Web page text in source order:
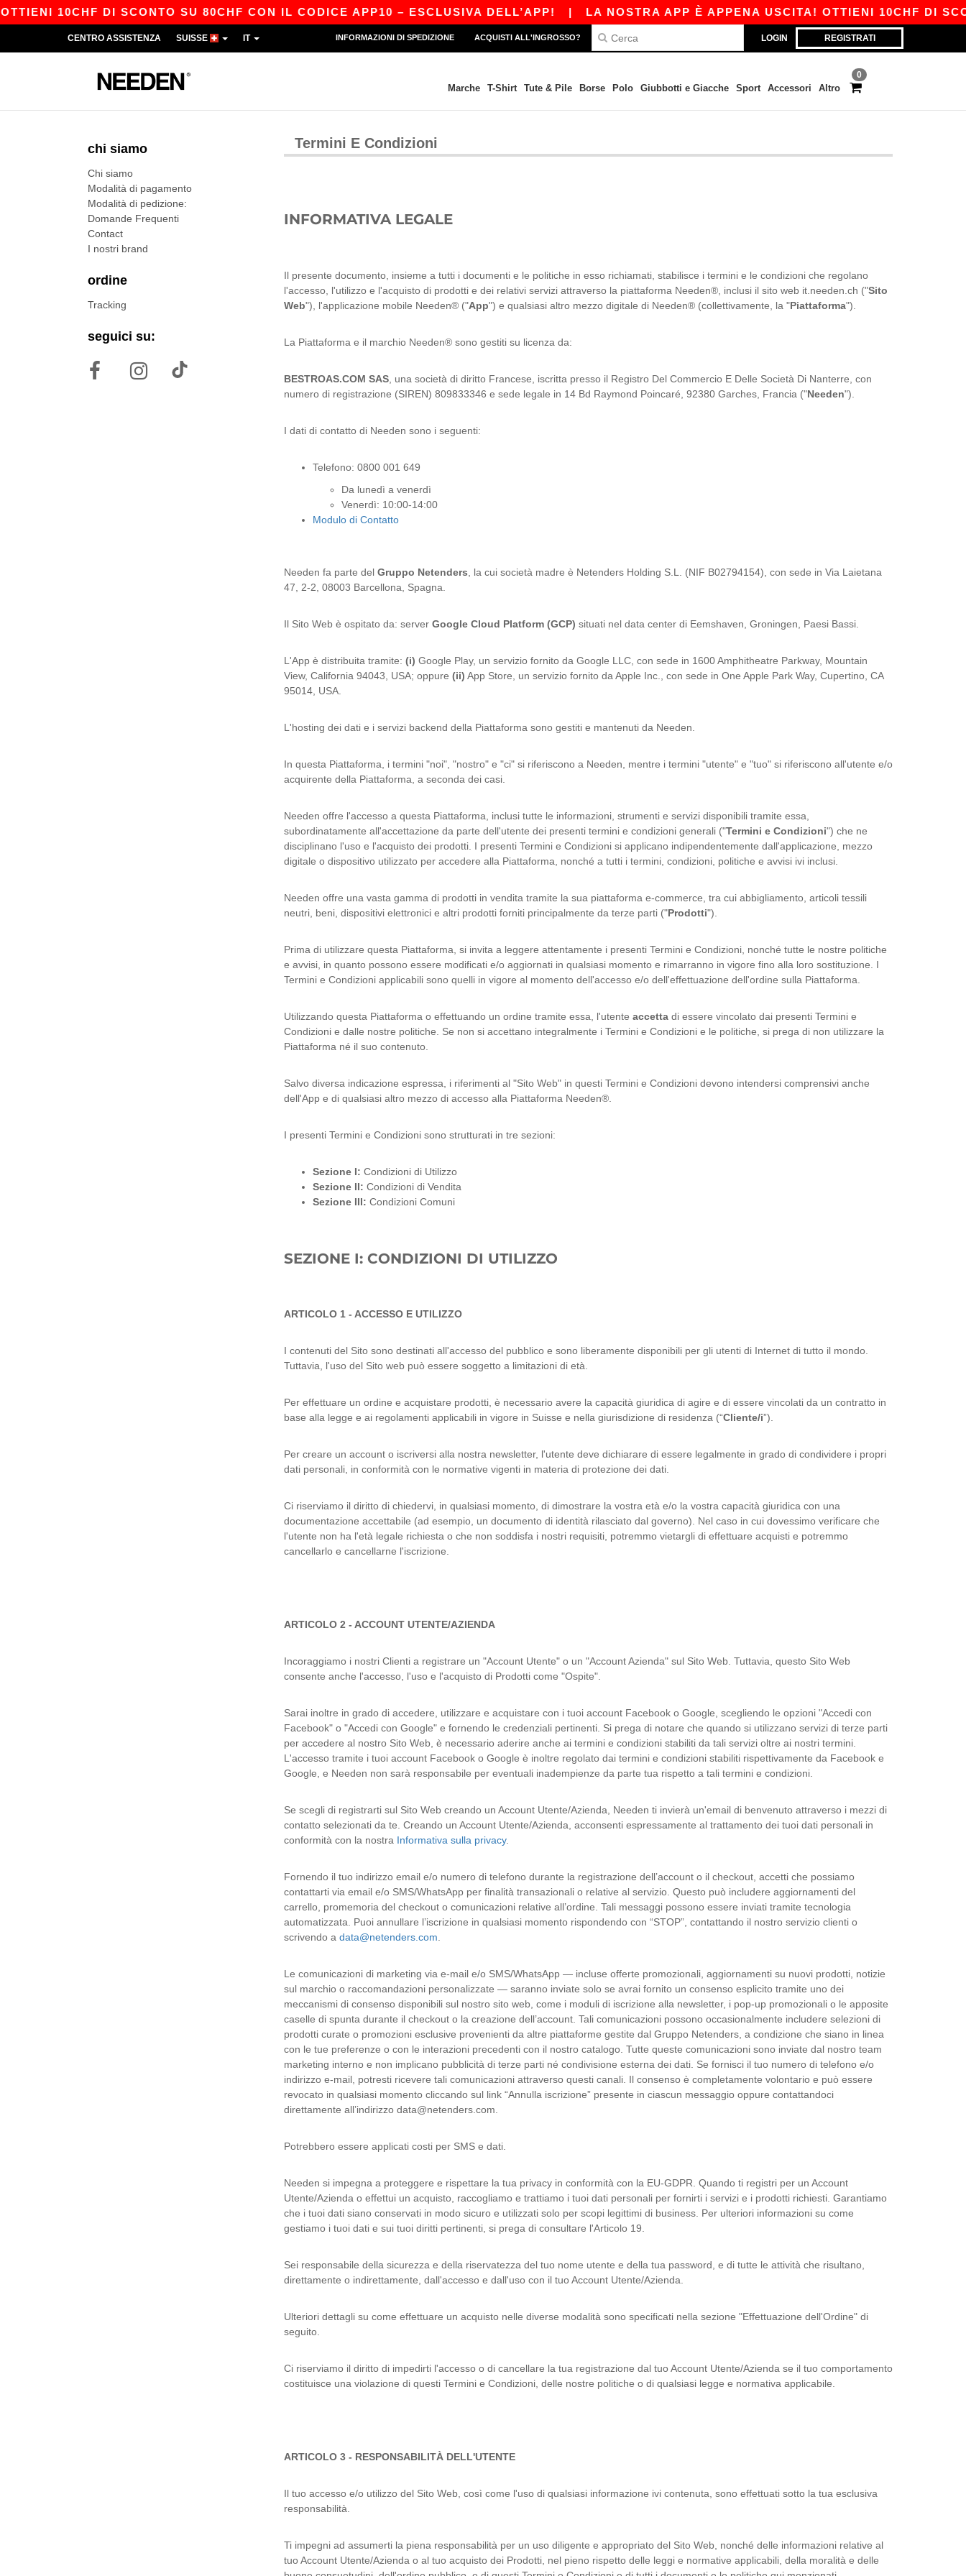
10CHF DI SCONTO SU 80CHF CON IL CODICE APP10 – ESCLUSIVA DELL’APP!|LA NOSTRA APP È APPENA USCITA! OTTIENI 10CHF DI
LOGIN REGISTRATI
CENTRO ASSISTENZA SUISSE IT INFORMAZIONI DI SPEDIZIONE ACQUISTI ALL'INGROSSO?
0
Marche T-Shirt Tute & Pile Borse Polo Giubbotti e Giacche Sport Accessori Altro
Termini E Condizioni
INFORMATIVA LEGALE
Il presente documento, insieme a tutti i documenti e le politiche in esso richiamati, stabilisce i termini e le condizioni che regolano
l'accesso, l'utilizzo e l'acquisto di prodotti e dei relativi servizi attraverso la piattaforma Needen®, inclusi il sito web it.needen.ch ("Sito
Web"), l'applicazione mobile Needen® ("App") e qualsiasi altro mezzo digitale di Needen® (collettivamente, la "Piattaforma").
La Piattaforma e il marchio Needen® sono gestiti su licenza da:
BESTROAS.COM SAS, una società di diritto Francese, iscritta presso il Registro Del Commercio E Delle Società Di Nanterre, con
numero di registrazione (SIREN) 809833346 e sede legale in 14 Bd Raymond Poincaré, 92380 Garches, Francia ("Needen").
I dati di contatto di Needen sono i seguenti:
Telefono: 0800 001 649
Da lunedì a venerdì
Venerdì: 10:00-14:00
Modulo di Contatto
Needen fa parte del Gruppo Netenders , la cui società madre è Netenders Holding S.L. (NIF B02794154), con sede in Via Laietana
47, 2-2, 08003 Barcellona, Spagna.
Il Sito Web è ospitato da: server Google Cloud Platform (GCP) situati nel data center di Eemshaven, Groningen, Paesi Bassi.
L'App è distribuita tramite: (i) Google Play, un servizio fornito da Google LLC, con sede in 1600 Amphitheatre Parkway, Mountain
View, California 94043, USA; oppure (ii) App Store, un servizio fornito da Apple Inc., con sede in One Apple Park Way, Cupertino, CA
95014, USA.
L'hosting dei dati e i servizi backend della Piattaforma sono gestiti e mantenuti da Needen.
In questa Piattaforma, i termini "noi", "nostro" e "ci" si riferiscono a Needen, mentre i termini "utente" e "tuo" si riferiscono all'utente e/o
acquirente della Piattaforma, a seconda dei casi.
Needen offre l'accesso a questa Piattaforma, inclusi tutte le informazioni, strumenti e servizi disponibili tramite essa,
subordinatamente all'accettazione da parte dell'utente dei presenti termini e condizioni generali ("Termini e Condizioni") che ne
disciplinano l'uso e l'acquisto dei prodotti. I presenti Termini e Condizioni si applicano indipendentemente dall'applicazione, mezzo
digitale o dispositivo utilizzato per accedere alla Piattaforma, nonché a tutti i termini, condizioni, politiche e avvisi ivi inclusi.
Needen offre una vasta gamma di prodotti in vendita tramite la sua piattaforma e-commerce, tra cui abbigliamento, articoli tessili
neutri, beni, dispositivi elettronici e altri prodotti forniti principalmente da terze parti ("Prodotti").
Prima di utilizzare questa Piattaforma, si invita a leggere attentamente i presenti Termini e Condizioni, nonché tutte le nostre politiche
e avvisi, in quanto possono essere modificati e/o aggiornati in qualsiasi momento e rimarranno in vigore fino alla loro sostituzione. I
Termini e Condizioni applicabili sono quelli in vigore al momento dell'accesso e/o dell'effettuazione dell'ordine sulla Piattaforma.
Utilizzando questa Piattaforma o effettuando un ordine tramite essa, l'utente accettadi essere vincolato dai presenti Termini e
Condizioni e dalle nostre politiche. Se non si accettano integralmente i Termini e Condizioni e le politiche, si prega di non utilizzare la
Piattaforma né il suo contenuto.
Salvo diversa indicazione espressa, i riferimenti al "Sito Web" in questi Termini e Condizioni devono intendersi comprensivi anche
dell'App e di qualsiasi altro mezzo di accesso alla Piattaforma Needen®.
I presenti Termini e Condizioni sono strutturati in tre sezioni:
Sezione I: Condizioni di Utilizzo
Sezione II: Condizioni di Vendita
Sezione III: Condizioni Comuni
SEZIONE I: CONDIZIONI DI UTILIZZO
ARTICOLO 1 - ACCESSO E UTILIZZO
I contenuti del Sito sono destinati all'accesso del pubblico e sono liberamente disponibili per gli utenti di Internet di tutto il mondo.
Tuttavia, l'uso del Sito web può essere soggetto a limitazioni di età.
Per effettuare un ordine e acquistare prodotti, è necessario avere la capacità giuridica di agire e di essere vincolati da un contratto in
base alla legge e ai regolamenti applicabili in vigore in Suisse e nella giurisdizione di residenza (“Cliente/i”).
Per creare un account o iscriversi alla nostra newsletter, l'utente deve dichiarare di essere legalmente in grado di condividere i propri
dati personali, in conformità con le normative vigenti in materia di protezione dei dati.
Ci riserviamo il diritto di chiedervi, in qualsiasi momento, di dimostrare la vostra età e/o la vostra capacità giuridica con una
documentazione accettabile (ad esempio, un documento di identità rilasciato dal governo). Nel caso in cui dovessimo verificare che
l'utente non ha l'età legale richiesta o che non soddisfa i nostri requisiti, potremmo vietargli di effettuare acquisti e potremmo
cancellarlo e cancellarne l'iscrizione.
ARTICOLO 2 - ACCOUNT UTENTE/AZIENDA
Incoraggiamo i nostri Clienti a registrare un "Account Utente" o un "Account Azienda" sul Sito Web. Tuttavia, questo Sito Web
consente anche l'accesso, l'uso e l'acquisto di Prodotti come "Ospite".
Sarai inoltre in grado di accedere, utilizzare e acquistare con i tuoi account Facebook o Google, scegliendo le opzioni "Accedi con
Facebook" o "Accedi con Google" e fornendo le credenziali pertinenti. Si prega di notare che quando si utilizzano servizi di terze parti
per accedere al nostro Sito Web, è necessario aderire anche ai termini e condizioni stabiliti da tali servizi oltre ai nostri termini.
L'accesso tramite i tuoi account Facebook o Google è inoltre regolato dai termini e condizioni stabiliti rispettivamente da Facebook e
Google, e Needen non sarà responsabile per eventuali inadempienze da parte tua rispetto a tali termini e condizioni.
Se scegli di registrarti sul Sito Web creando un Account Utente/Azienda, Needen ti invierà un'email di benvenuto attraverso i mezzi di
contatto selezionati da te. Creando un Account Utente/Azienda, acconsenti espressamente al trattamento dei tuoi dati personali in
conformità con la nostra Informativa sulla privacy.
Fornendo il tuo indirizzo email e/o numero di telefono durante la registrazione dell’account o il checkout, accetti che possiamo
contattarti via email e/o SMS/WhatsApp per finalità transazionali o relative al servizio. Questo può includere aggiornamenti del
carrello, promemoria del checkout o comunicazioni relative all’ordine. Tali messaggi possono essere inviati tramite tecnologia
automatizzata. Puoi annullare l’iscrizione in qualsiasi momento rispondendo con “STOP”, contattando il nostro servizio clienti o
scrivendo a data@netenders.com
Le comunicazioni di marketing via e-mail e/o SMS/WhatsApp — incluse offerte promozionali, aggiornamenti su nuovi prodotti, notizie
sul marchio o raccomandazioni personalizzate — saranno inviate solo se avrai fornito un consenso esplicito tramite uno dei
meccanismi di consenso disponibili sul nostro sito web, come i moduli di iscrizione alla newsletter, i pop-up promozionali o le apposite
caselle di spunta durante il checkout o la creazione dell’account. Tali comunicazioni possono occasionalmente includere selezioni di
prodotti curate o promozioni esclusive provenienti da altre piattaforme gestite dal Gruppo Netenders, a condizione che siano in linea
con le tue preferenze o con le interazioni precedenti con il nostro catalogo. Tutte queste comunicazioni sono inviate dal nostro team
marketing interno e non implicano pubblicità di terze parti né condivisione esterna dei dati. Se fornisci il tuo numero di telefono e/o
indirizzo e-mail, potresti ricevere tali comunicazioni attraverso questi canali. Il consenso è completamente volontario e può essere
revocato in qualsiasi momento cliccando sul link “Annulla iscrizione” presente in ciascun messaggio oppure contattandoci
direttamente all’indirizzo data@netenders.com.
Potrebbero essere applicati costi per SMS e dati.
Needen si impegna a proteggere e rispettare la tua privacy in conformità con la EU-GDPR. Quando ti registri per un Account
Utente/Azienda o effettui un acquisto, raccogliamo e trattiamo i tuoi dati personali per fornirti i servizi e i prodotti richiesti. Garantiamo
che i tuoi dati siano conservati in modo sicuro e utilizzati solo per scopi legittimi di business. Per ulteriori informazioni su come
gestiamo i tuoi dati e sui tuoi diritti pertinenti, si prega di consultare l'Articolo 19.
Sei responsabile della sicurezza e della riservatezza del tuo nome utente e della tua password, e di tutte le attività che risultano,
direttamente o indirettamente, dall'accesso e dall'uso con il tuo Account Utente/Azienda.
Ulteriori dettagli su come effettuare un acquisto nelle diverse modalità sono specificati nella sezione "Effettuazione dell'Ordine" di
seguito.
Ci riserviamo il diritto di impedirti l'accesso o di cancellare la tua registrazione dal tuo Account Utente/Azienda se il tuo comportamento
costituisce una violazione di questi Termini e Condizioni, delle nostre politiche o di qualsiasi legge e normativa applicabile.
ARTICOLO 3 - RESPONSABILITÀ DELL'UTENTE
Il tuo accesso e/o utilizzo del Sito Web, così come l'uso di qualsiasi informazione ivi contenuta, sono effettuati sotto la tua esclusiva
responsabilità.
Ti impegni ad assumerti la piena responsabilità per un uso diligente e appropriato del Sito Web, nonché delle informazioni relative al
tuo Account Utente/Azienda o al tuo acquisto dei Prodotti, nel pieno rispetto delle leggi e normative applicabili, della moralità e delle
chi siamo
Chi siamo
Modalità di pagamento
Modalità di pedizione:
Domande Frequenti
Contact
I nostri brand
ordine
Tracking
seguici su: